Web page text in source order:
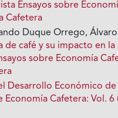
Ensayos sobre
Cafetera
Duque Orrego,
de café y su impacto en
sobre Economía
Desarrollo Económico de
Economía Cafetera: Vol. 6